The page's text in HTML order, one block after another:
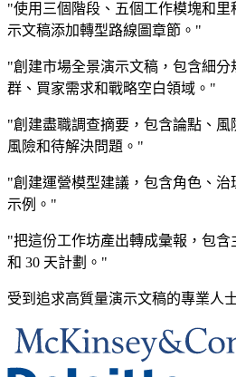
"使用三個階段、五個工作模塊和
示文稿添加轉型路線圖章節。"
"創建市場全景演示文稿，包含細
群、買家需求和戰略空白領域。"
"創建盡職調查摘要，包含論點、風
風險和待解決問題。"
"創建運營模型建議，包含角色、
示例。"
"把這份工作坊產出轉成彙報，包含
和 30 天計劃。"
受到追求高質量演示文稿的專業人